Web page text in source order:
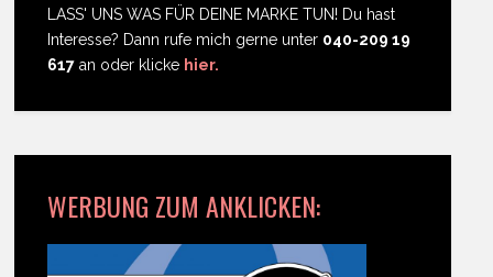
LASS' UNS WAS FÜR DEINE MARKE TUN! Du hast
Interesse? Dann rufe mich gerne unter 040-209 19
617 an oder klicke hier.
WERBUNG ZUM ANKLICKEN: